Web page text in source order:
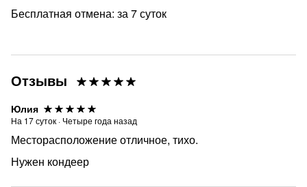
Бесплатная отмена: за 7 суток
Отзывы
Юлия
На 17суток · Четыре года назад
Месторасположение отличное, тихо.
Нужен кондеер